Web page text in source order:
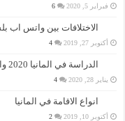
فبراير 5, 2020 6
الاختلافات بين واتس اب
أكتوبر 27, 2019 4
الدراسة في المانيا 2020 واهم التفاصيل عنها
يناير 28, 2020 4
انواع الاقامة في المانيا
أكتوبر 10, 2019 2